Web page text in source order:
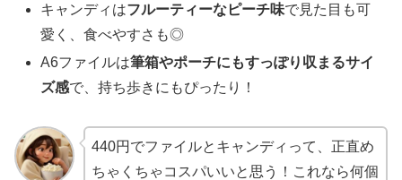
キャンディはフルーティーなピーチ味で見た目も可
愛く、食べやすさも◎
A6ファイルは筆箱やポーチにもすっぽり収まるサイ
ズ感で、持ち歩きにもぴったり！
440円でファイルとキャンディって、正直め
ちゃくちゃコスパいいと思う！これなら何個